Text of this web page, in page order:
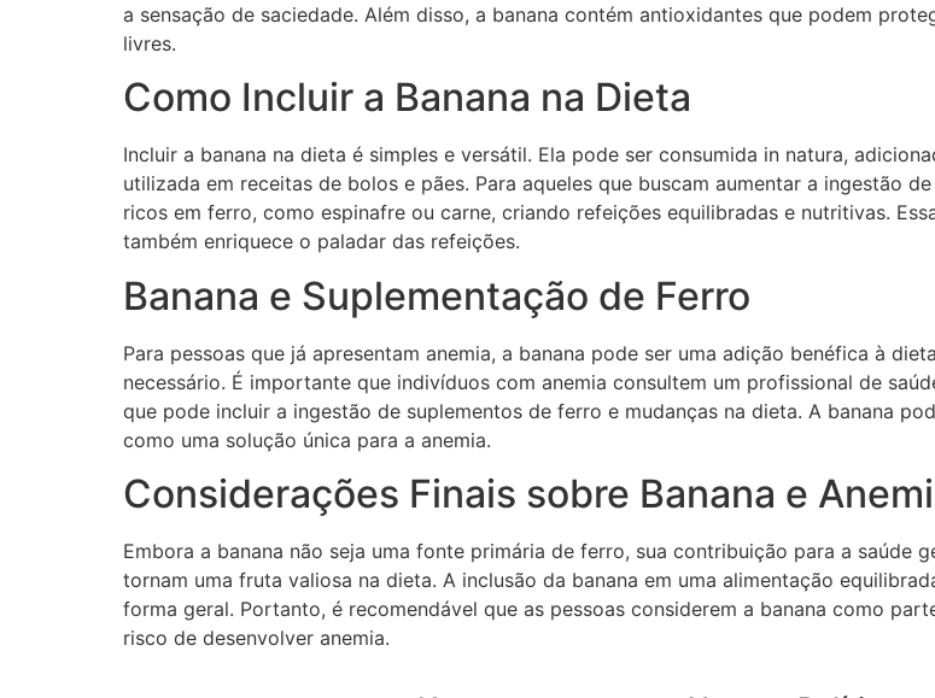
a sensação de saciedade. Além disso, a banana contém antioxidantes que podem
livres.
Como Incluir a Banana na Dieta
Incluir a banana na dieta é simples e versátil. Ela pode ser consumida in natura,
utilizada em receitas de bolos e pães. Para aqueles que buscam aumentar a ingestão
ricos em ferro, como espinafre ou carne, criando refeições equilibradas e nutritivas.
também enriquece o paladar das refeições.
Banana e Suplementação de Ferro
Para pessoas que já apresentam anemia, a banana pode ser uma adição benéfica à
necessário. É importante que indivíduos com anemia consultem um profissional de
que pode incluir a ingestão de suplementos de ferro e mudanças na dieta. A banana
como uma solução única para a anemia.
Considerações Finais sobre Banana e
Embora a banana não seja uma fonte primária de ferro, sua contribuição para a saúde
tornam uma fruta valiosa na dieta. A inclusão da banana em uma alimentação
forma geral. Portanto, é recomendável que as pessoas considerem a banana como
risco de desenvolver anemia.